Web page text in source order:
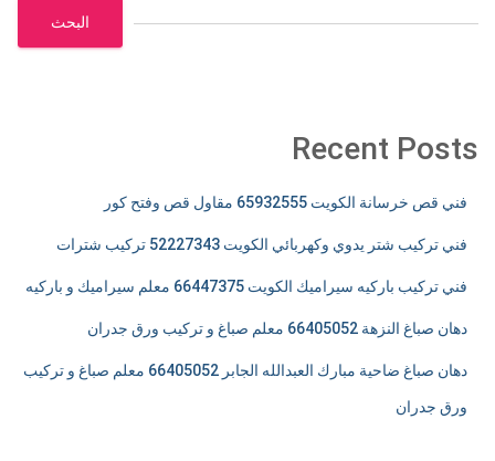
البحث
Recent Posts
فني قص خرسانة الكويت 65932555 مقاول قص وفتح كور
فني تركيب شتر يدوي وكهربائي الكويت 52227343 تركيب شترات
فني تركيب باركيه سيراميك الكويت 66447375 معلم سيراميك و باركيه
دهان صباغ النزهة 66405052 معلم صباغ و تركيب ورق جدران
دهان صباغ ضاحية مبارك العبدالله الجابر 66405052 معلم صباغ و تركيب
ورق جدران